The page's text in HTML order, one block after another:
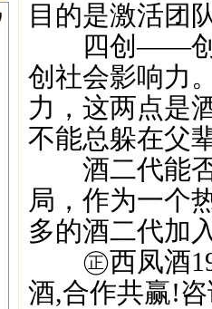
目的是激活团
四创——创明
创社会影响力
力，这两点是
不能总躲在父
酒二代能否
局，作为一个
多的酒二代加
㊣西凤酒
酒,合作共赢!咨